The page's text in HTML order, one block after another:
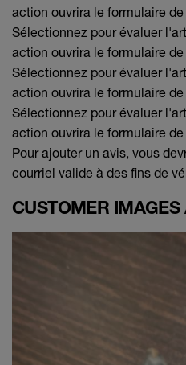
action ouvrira le formulaire
Sélectionnez pour évaluer
action ouvrira le formulaire
Sélectionnez pour évaluer
action ouvrira le formulaire
Sélectionnez pour évaluer
action ouvrira le formulaire
Pour ajouter un avis, vous
courriel valide à des fins de
CUSTOMER IMAGES